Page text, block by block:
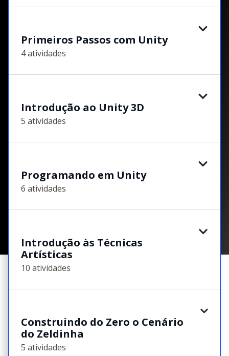
Primeiros Passos com Unity
4 atividades
Introdução ao Unity 3D
5 atividades
Programando em Unity
6 atividades
Introdução às Técnicas
Artísticas
10 atividades
Construindo do Zero o Cenário
do Zeldinha
5 atividades